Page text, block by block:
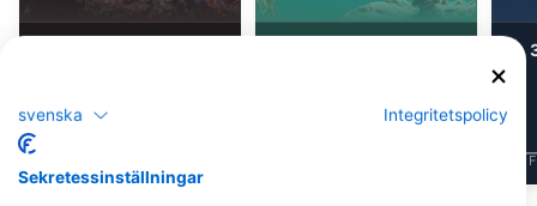
F
svenska Integritetspolicy
Sekretessinställningar